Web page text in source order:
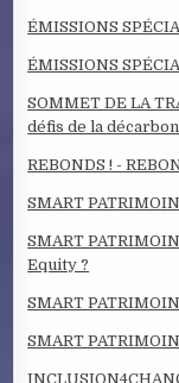
ÉMISSIONS
ÉMISSIONS
SOMMET DE LA
défis de la
REBONDS ! -
SMART
SMART
Equity ?
SMART
SMART